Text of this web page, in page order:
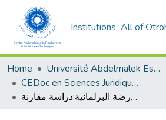
Institutions All of
Home
Université Abdelmalek Essaâdi - Tétouan
CEDoc en Sciences Juridiques, Economiques, Sociales et de Gestion (CED - SJESG)
مكانة المعارضة البرلمانية:دراسة مقارنة